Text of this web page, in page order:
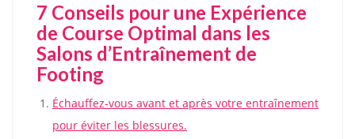
7 Conseils pour une Expérience
de Course Optimal dans les
Salons d’Entraînement de
Footing
Échauffez-vous avant et après votre entraînement
pour éviter les blessures.